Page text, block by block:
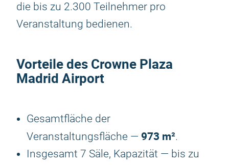
die bis zu 2.300 Teilnehmer pro
Veranstaltung bedienen.
Vorteile des Crowne Plaza
Madrid Airport
Gesamtfläche der
Veranstaltungsfläche — 973 m².
Insgesamt 7 Säle, Kapazität — bis zu